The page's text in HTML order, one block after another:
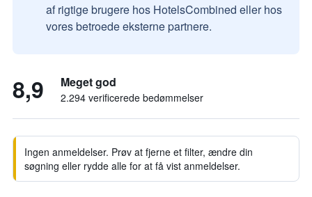
af rigtige brugere hos HotelsCombined eller hos
vores betroede eksterne partnere.
8,9 Meget god
2.294 verificerede bedømmelser
Ingen anmeldelser. Prøv at fjerne et filter, ændre din
søgning eller rydde alle for at få vist anmeldelser.